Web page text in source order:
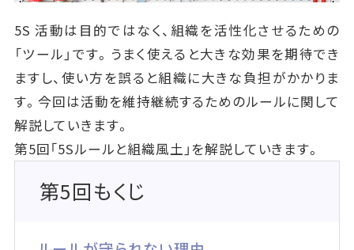
5S 活動は目的ではなく、組織を活性化させるための
「ツール」です。うまく使えると大きな効果を期待でき
ますし、使い方を誤ると組織に大きな負担がかかりま
す。今回は活動を維持継続するためのルールに関して
解説していきます。
第5回「5Sルールと組織風土」を解説していきます。
第5回もくじ